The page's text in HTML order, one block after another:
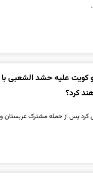
علیه حشد الشعبی با
کرد؟
کرد پس از حمله مشترک عربستان